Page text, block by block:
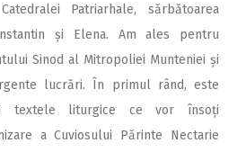
Patriarhale, sărbătoarea
și Elena. Am ales pentru
Sinod al Mitropoliei Munteniei și
lucrări. În primul rând, este
textele liturgice ce vor însoți
a Cuviosului Părinte Nectarie